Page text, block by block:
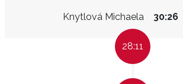
Knytlová Michaela 30:26
28:11